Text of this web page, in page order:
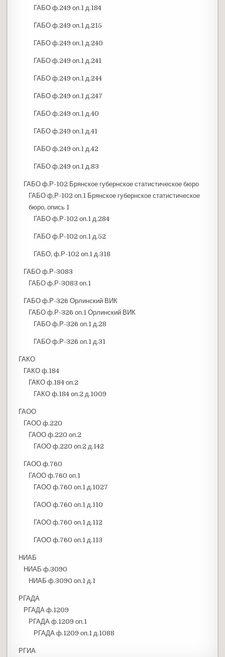
ГАБО ф.249 оп.1 д.184
ГАБО ф.249 оп.1 д.215
ГАБО ф.249 оп.1 д.240
ГАБО ф.249 оп.1 д.241
ГАБО ф.249 оп.1 д.244
ГАБО ф.249 оп.1 д.247
ГАБО ф.249 оп.1 д.40
ГАБО ф.249 оп.1 д.41
ГАБО ф.249 оп.1 д.42
ГАБО ф.249 оп.1 д.83
ГАБО ф.Р-102 Брянское губернское статистическое бюро
ГАБО ф.Р-102 оп.1 Брянское губернское статистическое
бюро, опись 1
ГАБО ф.Р-102 оп.1 д.284
ГАБО ф.Р-102 оп.1 д.52
ГАБО, ф.Р-102 оп.1 д.318
ГАБО ф.Р-3083
ГАБО ф.Р-3083 оп.1
ГАБО ф.Р-326 Орлинский ВИК
ГАБО ф.Р-326 оп.1 Орлинский ВИК
ГАБО ф.Р-326 оп.1 д.28
ГАБО ф.Р-326 оп.1 д.31
ГАКО
ГАКО ф.184
ГАКО ф.184 оп.2
ГАКО ф.184 оп.2 д.1009
ГАОО
ГАОО ф.220
ГАОО ф.220 оп.2
ГАОО ф.220 оп.2 д.142
ГАОО ф.760
ГАОО ф.760 оп.1
ГАОО ф.760 оп.1 д.1027
ГАОО ф.760 оп.1 д.110
ГАОО ф.760 оп.1 д.112
ГАОО ф.760 оп.1 д.113
НИАБ
НИАБ ф.3090
НИАБ ф.3090 оп.1 д.1
РГАДА
РГАДА ф.1209
РГАДА ф.1209 оп.1
РГАДА ф.1209 оп.1 д.1088
РГИА